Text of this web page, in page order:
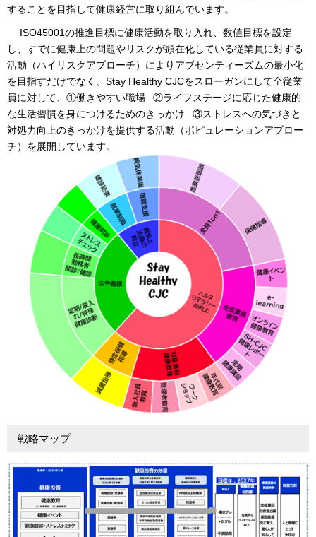
することを目指して健康経営に取り組んでいます。
ISO45001の推進目標に健康活動を取り入れ、数値目標を設定
し、すでに健康上の問題やリスクが顕在化している従業員に対する
活動（ハイリスクアプローチ）によりアブセンティーズムの最小化
を目指すだけでなく、Stay Healthy CJCをスローガンにして全従業
員に対して、①働きやすい職場 ②ライフステージに応じた健康的
な生活習慣を身につけるためのきっかけ ③ストレスへの気づきと
対処力向上のきっかけを提供する活動（ポピュレーションアプロー
チ）を展開しています。
戦略マップ